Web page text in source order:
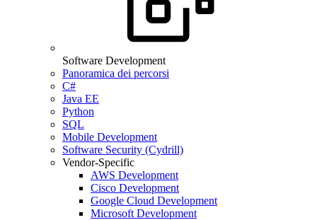
Software Development
Panoramica dei percorsi
C#
Java EE
Python
SQL
Mobile Development
Software Security (Cydrill)
Vendor-Specific
AWS Development
Cisco Development
Google Cloud Development
Microsoft Development